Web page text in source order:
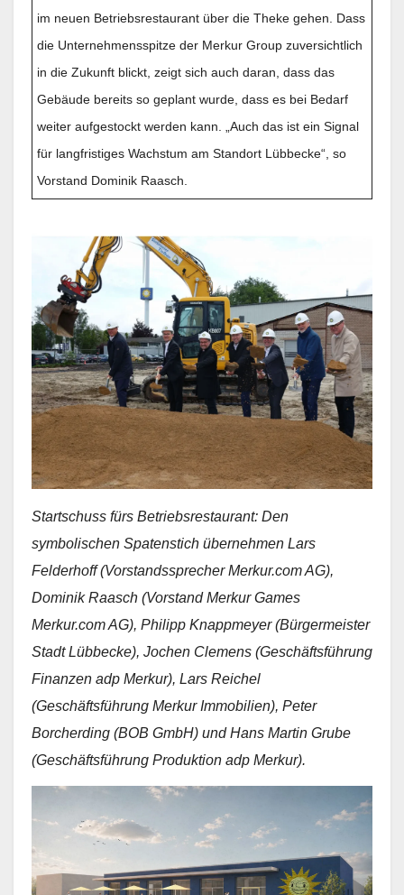
im neuen Betriebsrestaurant über die Theke gehen. Dass
die Unternehmensspitze der Merkur Group zuversichtlich
in die Zukunft blickt, zeigt sich auch daran, dass das
Gebäude bereits so geplant wurde, dass es bei Bedarf
weiter aufgestockt werden kann. „Auch das ist ein Signal
für langfristiges Wachstum am Standort Lübbecke“, so
Vorstand Dominik Raasch.
Startschuss fürs Betriebsrestaurant: Den
symbolischen Spatenstich übernehmen Lars
Felderhoff (Vorstandssprecher Merkur.com AG),
Dominik Raasch (Vorstand Merkur Games
Merkur.com AG), Philipp Knappmeyer (Bürgermeister
Stadt Lübbecke), Jochen Clemens (Geschäftsführung
Finanzen adp Merkur), Lars Reichel
(Geschäftsführung Merkur Immobilien), Peter
Borcherding (BOB GmbH) und Hans Martin Grube
(Geschäftsführung Produktion adp Merkur).